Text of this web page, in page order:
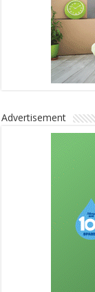
Advertisement